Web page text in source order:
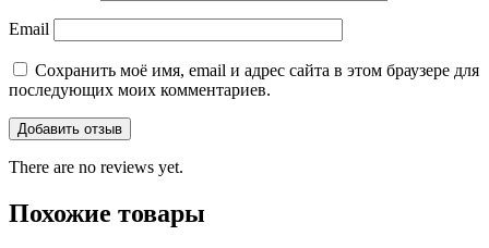
Email
Сохранить моё имя, email и адрес сайта в этом браузере для
последующих моих комментариев.
There are no reviews yet.
Похожие товары